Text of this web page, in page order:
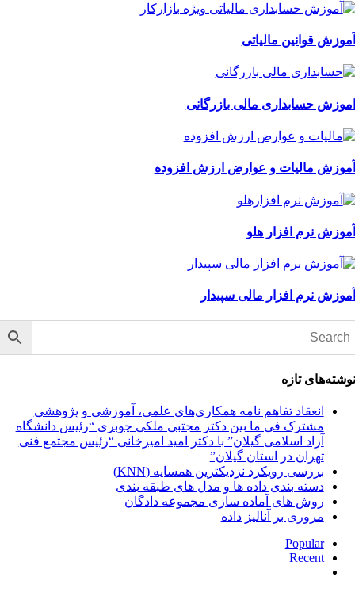
قوانین مالیاتی
حسابداری مالی بازرگانی
مالیات و عوارض ارزش افزوده
نرم افزار هلو
نرم افزار مالی سپیدار
تازه
انعقاد تفاهم نامه همکاری‌های علمی، آموزشی و پژوهشی
مشترک فی ما بین دکتر مجتبی ملکی چوبری “رئیس دانشگاه
آزاد اسلامی گیلان” با دکتر امید امیرخانی “رئیس مجتمع فنی
تهران در استان گیلان”
بررسی رویکرد نزدیکترین همسایه (KNN)
دسته‌ بندی داده‌ ها و مدل‌ های طبقه‌ بندی
روش های آماده سازی مجموعه دادگان
مروری بر آنالیز داده
Popular
Recent